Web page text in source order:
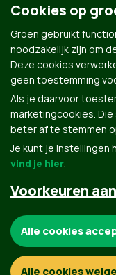
Groen.be
Contact
Cookies op
Groen gebruikt
noodzakelijk zijn om
Deze cookies
geen toestemming
Als je daarvoor
marketingcookies.
beter af te stemmen
Je kunt je instellingen
vind je hier.
Voorkeuren
Functionele en
Alle cookies
Alle cookies